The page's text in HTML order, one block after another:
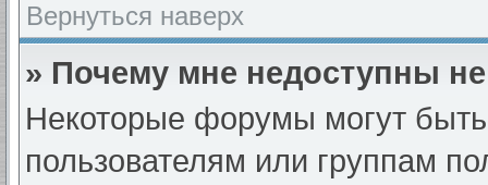
Вернуться наверх
» Почему мне недоступны
Некоторые форумы могут
пользователям или группам